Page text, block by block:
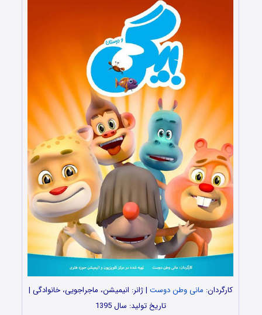
کارگردان: مانی وطن دوست | ژانر: انیمیشن، ماجراجویی، خانوادگی |
تاریخ تولید: سال 1395